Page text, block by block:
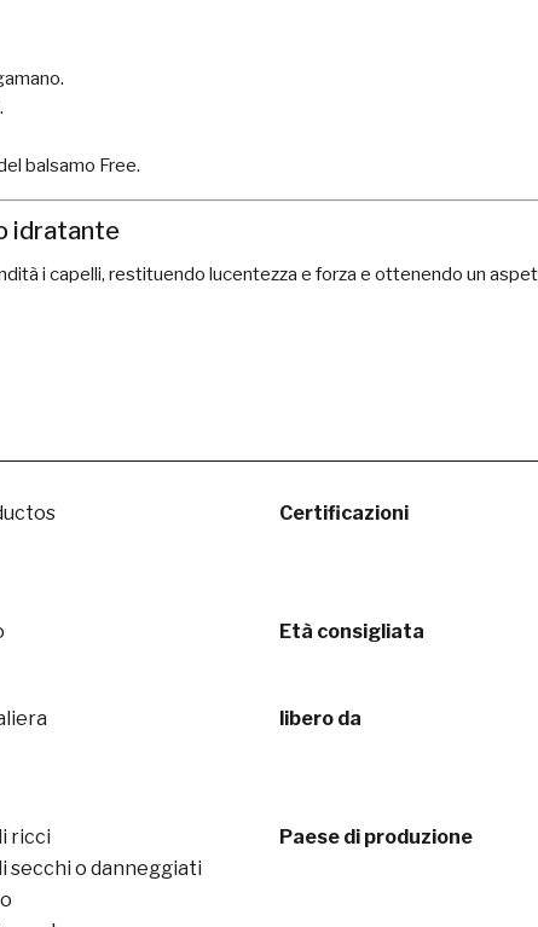
balsamo Free.
idratante
i capelli, restituendo lucentezza e forza e ottenendo un
Certificazioni
Età consigliata
libero da
ricci
secchi o danneggiati
Paese di produzione